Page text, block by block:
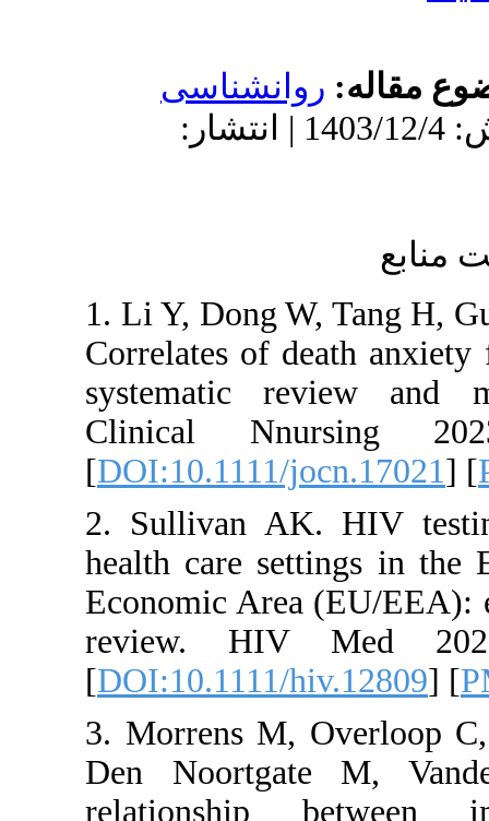
1403/12/4 | انتشار:
1. Li Y,
Correlates
Clinical
[
2.
health
Economic
review.
[
3.
Den